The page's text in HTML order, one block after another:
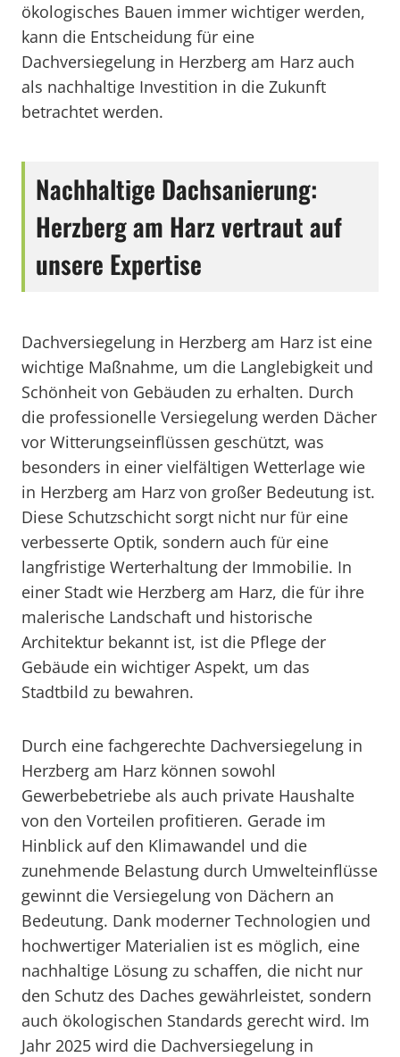
ökologisches Bauen immer wichtiger werden,
kann die Entscheidung für eine
Dachversiegelung in Herzberg am Harz auch
als nachhaltige Investition in die Zukunft
betrachtet werden.
Nachhaltige Dachsanierung:
Herzberg am Harz vertraut auf
unsere Expertise
Dachversiegelung in Herzberg am Harz ist eine
wichtige Maßnahme, um die Langlebigkeit und
Schönheit von Gebäuden zu erhalten. Durch
die professionelle Versiegelung werden Dächer
vor Witterungseinflüssen geschützt, was
besonders in einer vielfältigen Wetterlage wie
in Herzberg am Harz von großer Bedeutung ist.
Diese Schutzschicht sorgt nicht nur für eine
verbesserte Optik, sondern auch für eine
langfristige Werterhaltung der Immobilie. In
einer Stadt wie Herzberg am Harz, die für ihre
malerische Landschaft und historische
Architektur bekannt ist, ist die Pflege der
Gebäude ein wichtiger Aspekt, um das
Stadtbild zu bewahren.
Durch eine fachgerechte Dachversiegelung in
Herzberg am Harz können sowohl
Gewerbebetriebe als auch private Haushalte
von den Vorteilen profitieren. Gerade im
Hinblick auf den Klimawandel und die
zunehmende Belastung durch Umwelteinflüsse
gewinnt die Versiegelung von Dächern an
Bedeutung. Dank moderner Technologien und
hochwertiger Materialien ist es möglich, eine
nachhaltige Lösung zu schaffen, die nicht nur
den Schutz des Daches gewährleistet, sondern
auch ökologischen Standards gerecht wird. Im
Jahr 2025 wird die Dachversiegelung in